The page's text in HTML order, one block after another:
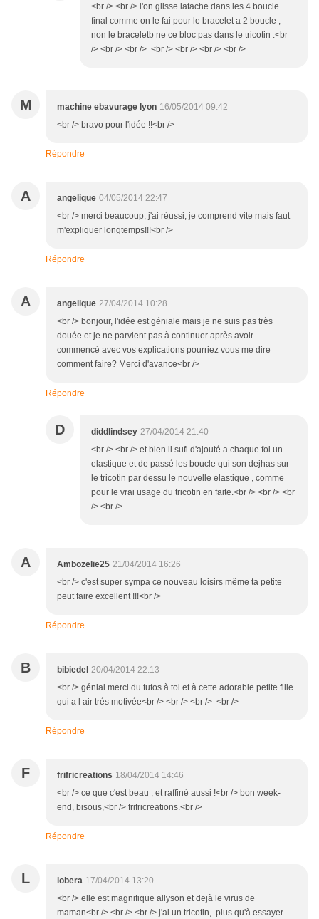
<br /> <br /> l'on glisse latache dans les 4 boucle
final comme on le fai pour le bracelet a 2 boucle ,
non le braceletb ne ce bloc pas dans le tricotin .<br
/> <br /> <br /> <br /> <br /> <br /> <br />
M machine ebavurage lyon 16/05/2014 09:42
<br /> bravo pour l'idée !!<br />
Répondre
A angelique 04/05/2014 22:47
<br /> merci beaucoup, j'ai réussi, je comprend vite mais faut
m'expliquer longtemps!!!<br />
Répondre
A angelique 27/04/2014 10:28
<br /> bonjour, l'idée est géniale mais je ne suis pas très
douée et je ne parvient pas à continuer après avoir
commencé avec vos explications pourriez vous me dire
comment faire? Merci d'avance<br />
Répondre
D diddlindsey 27/04/2014 21:40
<br /> <br /> et bien il sufi d'ajouté a chaque foi un
elastique et de passé les boucle qui son dejhas sur
le tricotin par dessu le nouvelle elastique , comme
pour le vrai usage du tricotin en faite.<br /> <br /> <br
/> <br />
A Ambozelie25 21/04/2014 16:26
<br /> c'est super sympa ce nouveau loisirs même ta petite
peut faire excellent !!!<br />
Répondre
B bibiedel 20/04/2014 22:13
<br /> génial merci du tutos à toi et à cette adorable petite fille
qui a l air trés motivée<br /> <br /> <br /> <br />
Répondre
F frifricreations 18/04/2014 14:46
<br /> ce que c'est beau , et raffiné aussi !<br /> bon week-
end, bisous,<br /> frifricreations.<br />
Répondre
L lobera 17/04/2014 13:20
<br /> elle est magnifique allyson et dejà le virus de
maman<br /> <br /> <br /> j'ai un tricotin, plus qu'à essayer